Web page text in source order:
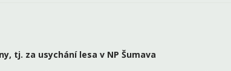
tj. za usychání lesa v NP Šumava